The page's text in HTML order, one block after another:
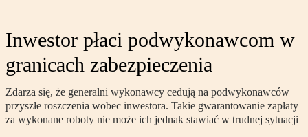
Inwestor płaci podwykonawcom w
granicach zabezpieczenia
Zdarza się, że generalni wykonawcy cedują na podwykonawców
przyszłe roszczenia wobec inwestora. Takie gwarantowanie zapłaty
za wykonane roboty nie może ich jednak stawiać w trudnej sytuacji